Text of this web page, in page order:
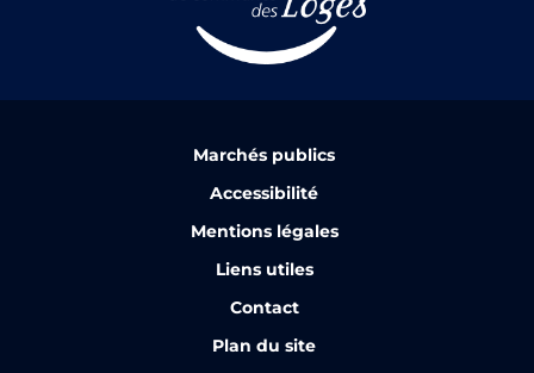
Marchés publics
Accessibilité
Mentions légales
Liens utiles
Contact
Plan du site